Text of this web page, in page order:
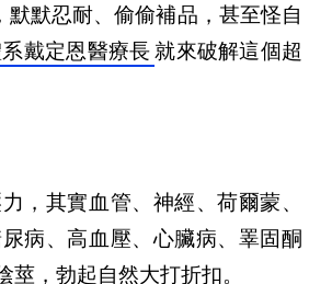
默忍耐、偷偷補品，甚至怪自
戴定恩醫療長就來破解這個超
，其實血管、神經、荷爾蒙、
病、高血壓、心臟病、睪固酮
，勃起自然大打折扣。